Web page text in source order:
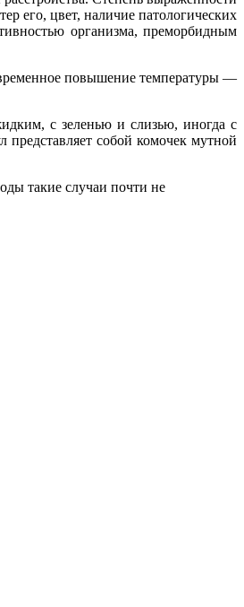
его, цвет, наличие патологических
организма, преморбидным
повышение температуры —
с зеленью и слизью, иногда с
собой комочек мутной
такие случаи почти не